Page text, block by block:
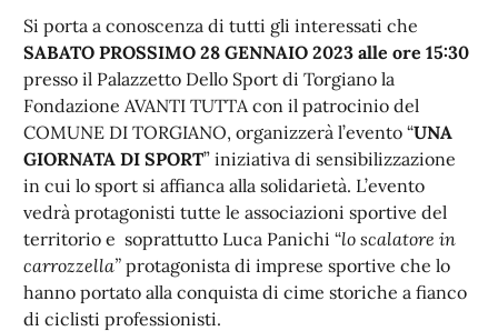
Si porta a conoscenza di tutti gli interessati che
SABATO PROSSIMO 28 GENNAIO 2023 alle ore 15:30
presso il Palazzetto Dello Sport di Torgiano la
Fondazione AVANTI TUTTA con il patrocinio del
COMUNE DI TORGIANO, organizzerà l’evento “UNA
GIORNATA DI SPORT” iniziativa di sensibilizzazione
in cui lo sport si affianca alla solidarietà. L’evento
vedrà protagonisti tutte le associazioni sportive del
territorio e soprattutto Luca Panichi “lo scalatore in
carrozzella” protagonista di imprese sportive che lo
hanno portato alla conquista di cime storiche a fianco
di ciclisti professionisti.